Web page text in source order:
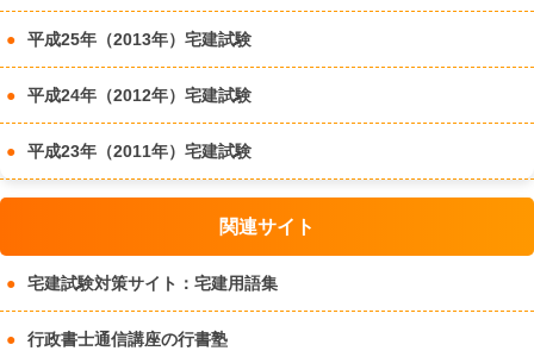
平成25年（2013年）宅建試験
平成24年（2012年）宅建試験
平成23年（2011年）宅建試験
関連サイト
宅建試験対策サイト：宅建用語集
行政書士通信講座の行書塾